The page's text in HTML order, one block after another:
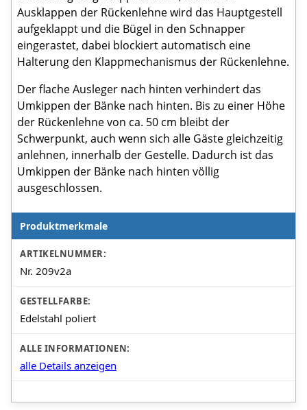
Ausklappen der Rückenlehne wird das Hauptgestell
aufgeklappt und die Bügel in den Schnapper
eingerastet, dabei blockiert automatisch eine
Halterung den Klappmechanismus der Rückenlehne.
Der flache Ausleger nach hinten verhindert das
Umkippen der Bänke nach hinten. Bis zu einer Höhe
der Rückenlehne von ca. 50 cm bleibt der
Schwerpunkt, auch wenn sich alle Gäste gleichzeitig
anlehnen, innerhalb der Gestelle. Dadurch ist das
Umkippen der Bänke nach hinten völlig
ausgeschlossen.
Produktmerkmale
ARTIKELNUMMER:
Nr. 209v2a
GESTELLFARBE:
Edelstahl poliert
ALLE INFORMATIONEN:
alle Details anzeigen